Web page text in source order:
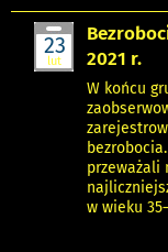
23
lut
2021 r.
W końcu
przeważali
w wieku